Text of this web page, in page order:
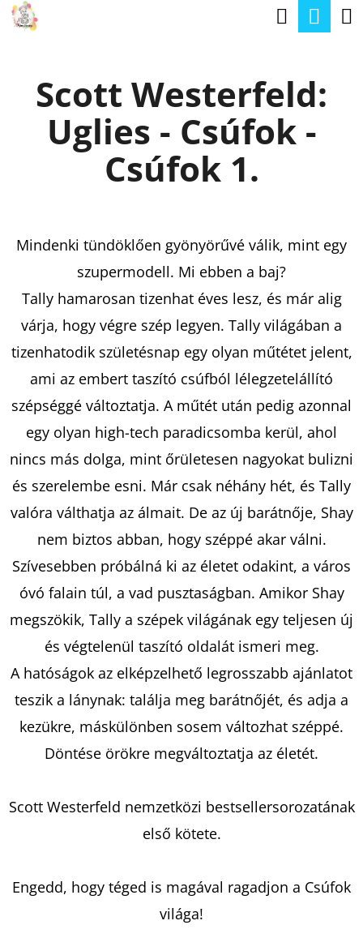
Ugrás
tartalomhoz
Scott Westerfeld:
Uglies - Csúfok -
Csúfok 1.
Mindenki tündöklően gyönyörűvé válik, mint egy
szupermodell. Mi ebben a baj?
Tally hamarosan tizenhat éves lesz, és már alig
várja, hogy végre szép legyen. Tally világában a
tizenhatodik születésnap egy olyan műtétet jelent,
ami az embert taszító csúfból lélegzetelállító
szépséggé változtatja. A műtét után pedig azonnal
egy olyan high-tech paradicsomba kerül, ahol
nincs más dolga, mint őrületesen nagyokat bulizni
és szerelembe esni. Már csak néhány hét, és Tally
valóra válthatja az álmait. De az új barátnője, Shay
nem biztos abban, hogy széppé akar válni.
Szívesebben próbálná ki az életet odakint, a város
óvó falain túl, a vad pusztaságban. Amikor Shay
megszökik, Tally a szépek világának egy teljesen új
és végtelenül taszító oldalát ismeri meg.
A hatóságok az elképzelhető legrosszabb ajánlatot
teszik a lánynak: találja meg barátnőjét, és adja a
kezükre, máskülönben sosem változhat széppé.
Döntése örökre megváltoztatja az életét.
Scott Westerfeld nemzetközi bestsellersorozatának
első kötete.
Engedd, hogy téged is magával ragadjon a Csúfok
világa!
K
R
KERESÉS
A
J
N
L
U
THE
KING
ÁRNYAK
LANDERS